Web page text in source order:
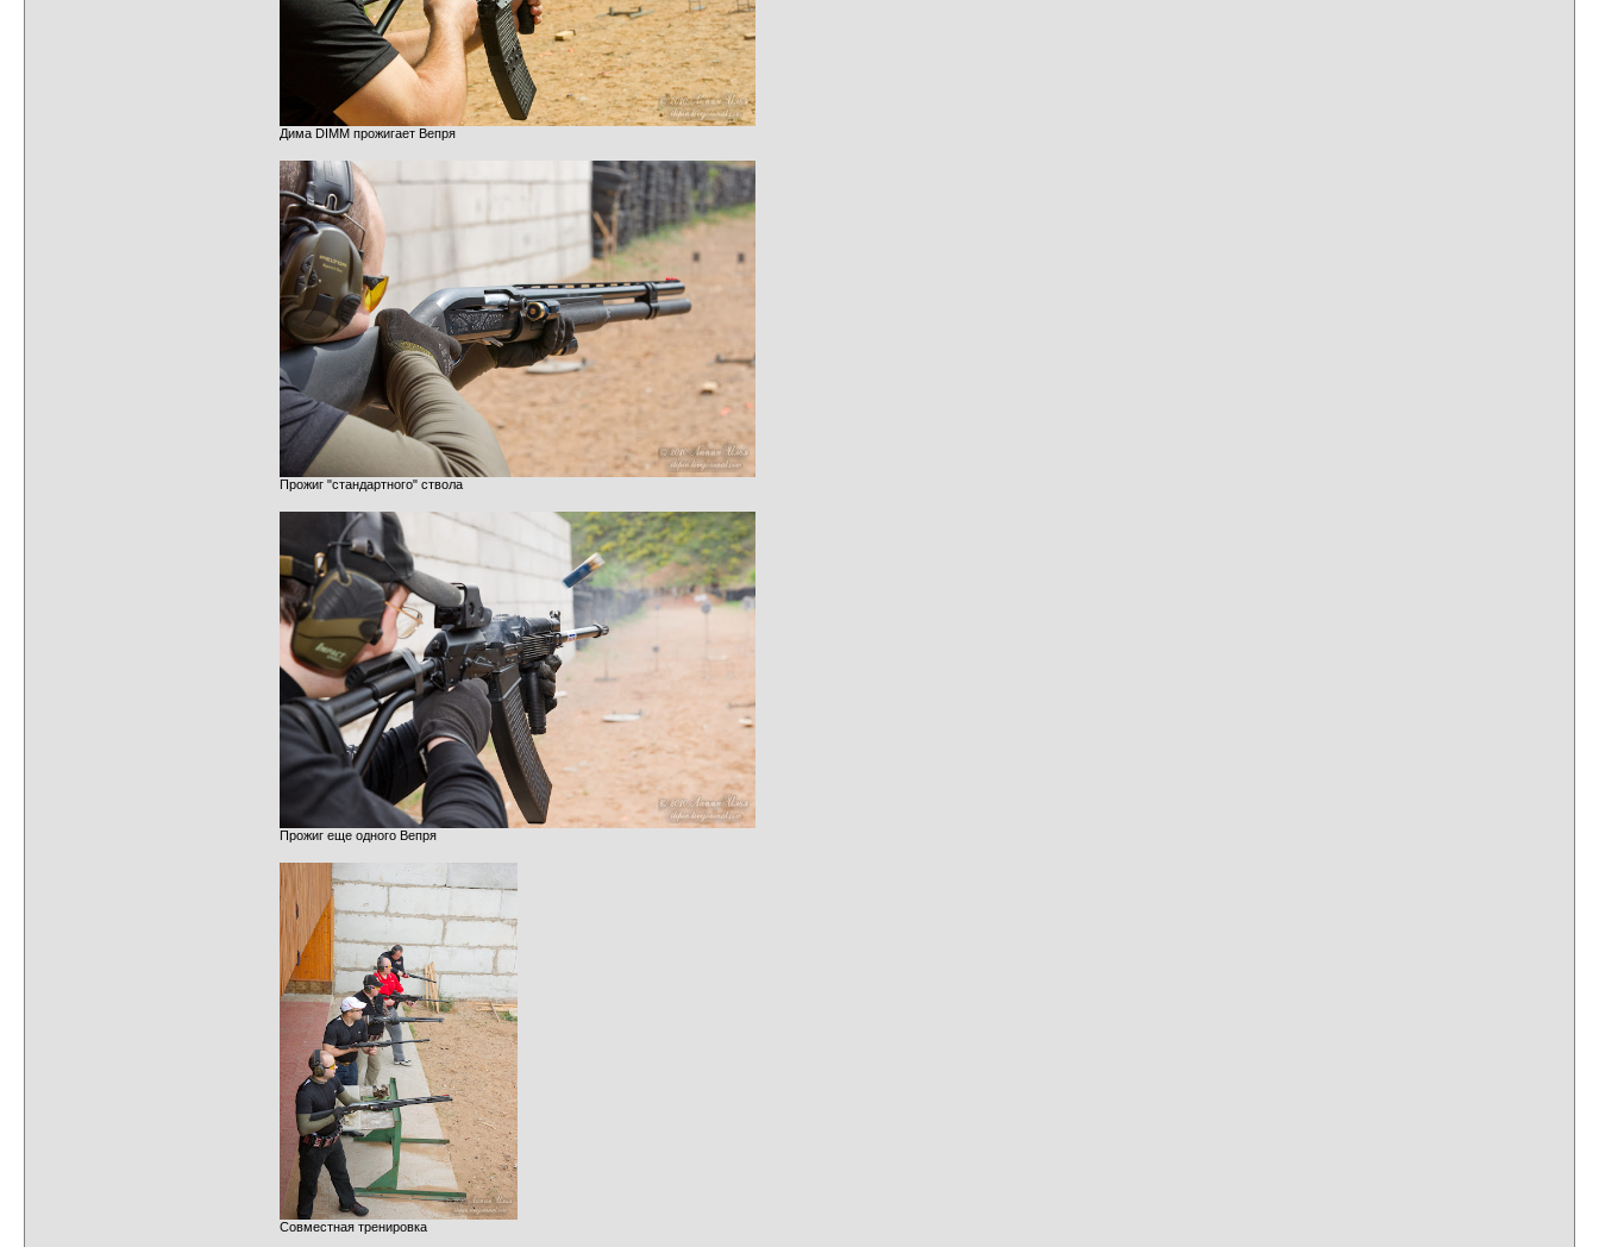
Дима DIMM прожигает Вепря
Прожиг "стандартного" ствола
Прожиг еще одного Вепря
Совместная тренировка